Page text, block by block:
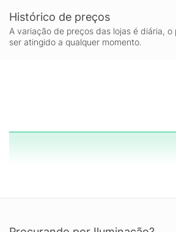
Histórico de preços
A variação de preços das lojas é diária,
ser atingido a qualquer momento.